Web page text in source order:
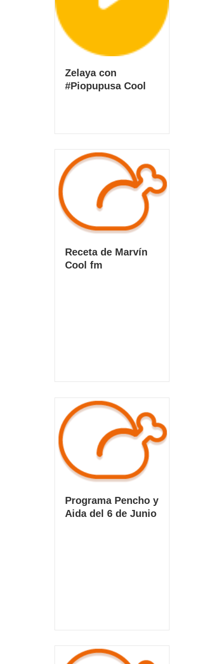
Zelaya con
#Piopupusa Cool
Receta de Marvín
Cool fm
Programa Pencho y
Aida del 6 de Junio